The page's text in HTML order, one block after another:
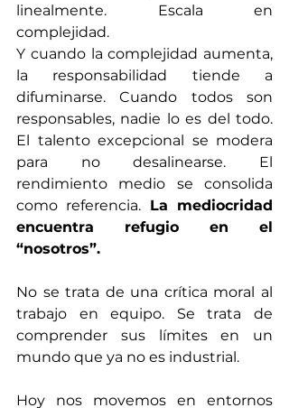
linealmente. Escala en
complejidad.
Y cuando la complejidad aumenta,
la responsabilidad tiende a
difuminarse. Cuando todos son
responsables, nadie lo es del todo.
El talento excepcional se modera
para no desalinearse. El
rendimiento medio se consolida
como referencia. La mediocridad
encuentra refugio en el
“nosotros”.
No se trata de una crítica moral al
trabajo en equipo. Se trata de
comprender sus límites en un
mundo que ya no es industrial.
Hoy nos movemos en entornos